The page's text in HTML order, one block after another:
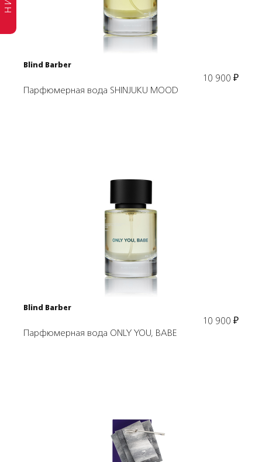
В корзину
Blind Barber
10 900 ₽
Парфюмерная вода SHINJUKU MOOD
Подробнее
В корзину
Blind Barber
10 900 ₽
Парфюмерная вода ONLY YOU, BABE
Подробнее